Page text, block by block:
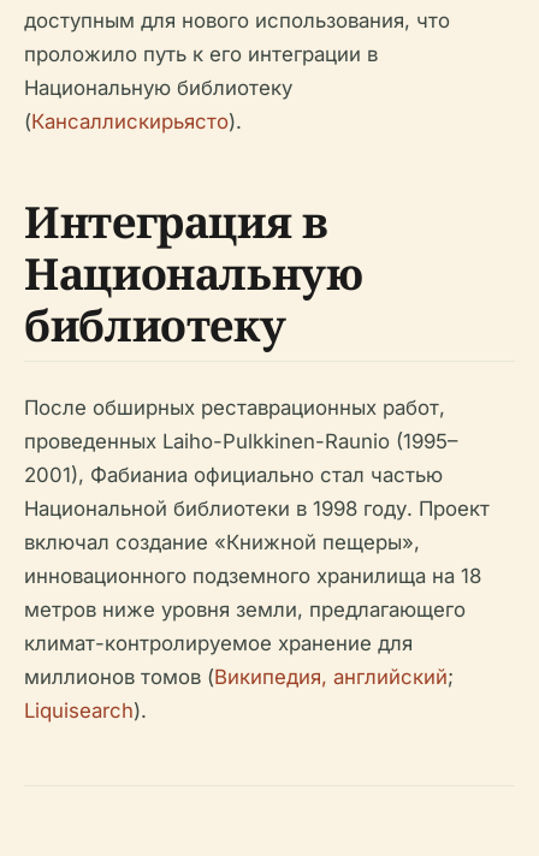
доступным для нового использования, что
проложило путь к его интеграции в
Национальную библиотеку
(Кансаллискирьясто).
Интеграция в
Национальную
библиотеку
После обширных реставрационных работ,
проведенных Laiho-Pulkkinen-Raunio (1995–
2001), Фабианиа официально стал частью
Национальной библиотеки в 1998 году. Проект
включал создание «Книжной пещеры»,
инновационного подземного хранилища на 18
метров ниже уровня земли, предлагающего
климат-контролируемое хранение для
миллионов томов (Википедия, английский;
Liquisearch).